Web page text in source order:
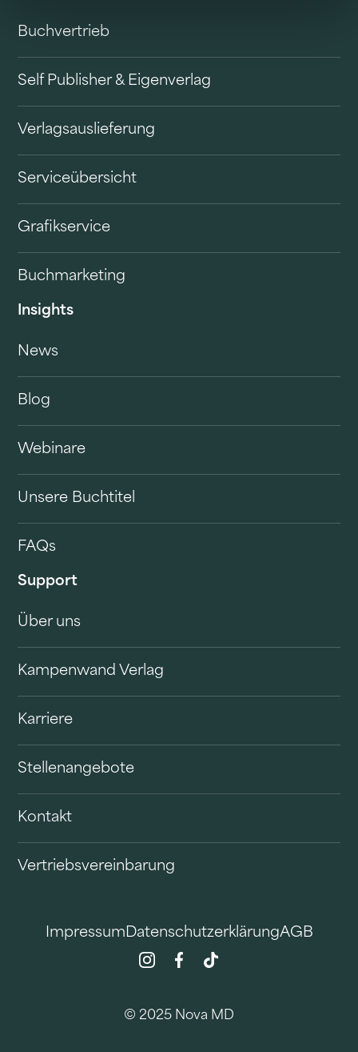
Buchvertrieb
Self Publisher & Eigenverlag
Verlagsauslieferung
Serviceübersicht
Grafikservice
Buchmarketing
Insights
News
Blog
Webinare
Unsere Buchtitel
FAQs
Support
Über uns
Kampenwand Verlag
Karriere
Stellenangebote
Kontakt
Vertriebsvereinbarung
ImpressumDatenschutzerklärungAGB
© 2025 Nova MD